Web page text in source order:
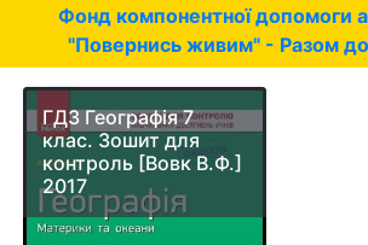
Фонд компонентної допомоги
"Повернись живим" - Разом
ГДЗ Географія 7
клас. Зошит для
контроль [Вовк В.Ф.]
2017